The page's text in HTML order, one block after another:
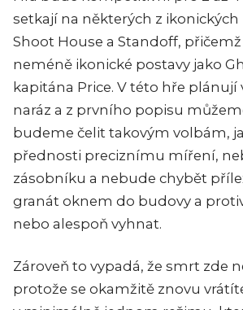
setkají na některých z ikonických
Shoot House a Standoff, přičemž
neméně ikonické postavy jako
kapitána Price. V této hře plánují
naráz a z prvního popisu
budeme čelit takovým volbám,
přednosti preciznímu míření,
zásobníku a nebude chybět
granát oknem do budovy a
nebo alespoň vyhnat.
Zároveň to vypadá, že smrt zde
protože se okamžitě znovu